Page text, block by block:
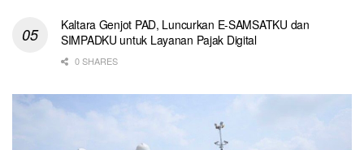
Kaltara Genjot PAD, Luncurkan E-SAMSATKU dan
SIMPADKU untuk Layanan Pajak Digital
0 SHARES